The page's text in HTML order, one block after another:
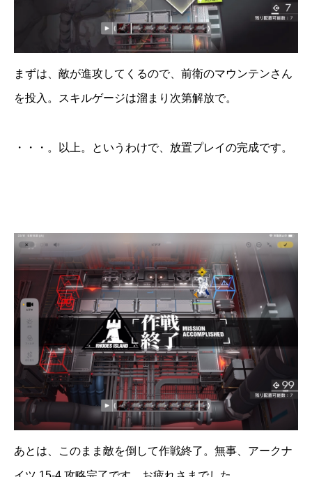
まずは、敵が進攻してくるので、前衛のマウンテンさん
を投入。スキルゲージは溜まり次第解放で。
・・・。以上。というわけで、放置プレイの完成です。
あとは、このまま敵を倒して作戦終了。無事、アークナ